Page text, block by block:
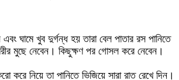
এবং ঘামে খুব দুর্গন্ধ হয় তারা বেল পাতার রস পানিতে
মুছে নেবেন। কিছুক্ষণ পর গোসল করে নেবেন।
করে নিয়ে তা পানিতে ভিজিয়ে সারা রাত রেখে দিন।